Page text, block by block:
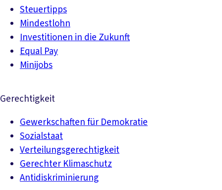
Steuertipps
Mindestlohn
Investitionen in die Zukunft
Equal Pay
Minijobs
Gerechtigkeit
Gewerkschaften für Demokratie
Sozialstaat
Verteilungsgerechtigkeit
Gerechter Klimaschutz
Antidiskriminierung